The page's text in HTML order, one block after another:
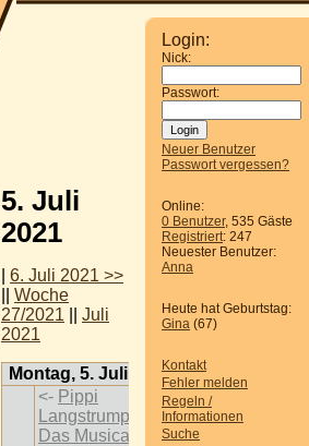
Login:
Nick:
Passwort:
Neuer Benutzer
Passwort vergessen?
Online:
0 Benutzer, 535 Gäste
Registriert: 247
Neuester Benutzer:
Anna
Heute hat Geburtstag:
Gina (67)
Kontakt
Fehler melden
Regeln /
Informationen
Suche
5. Juli
2021
6. Juli 2021 >>
Woche
27/2021
Juli
2021
Montag, 5. Juli 2021
<- Pippi
Langstrumpf -
Das Musical